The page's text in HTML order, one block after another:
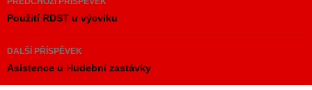
pro
příspěvky
Použití RDST u výcviku
DALŠÍ PŘÍSPĚVEK
Asistence u Hudební zastávky